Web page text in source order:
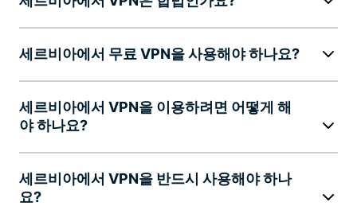
세르비아에서 무료 VPN을 사용해야 하나요?
세르비아에서 VPN을 이용하려면 어떻게 해
야 하나요?
세르비아에서 VPN을 반드시 사용해야 하나
요?